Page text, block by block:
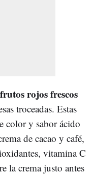
rojos frescos
troceadas. Estas
color y sabor ácido
de cacao y café,
vitamina C
la crema justo antes